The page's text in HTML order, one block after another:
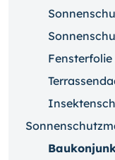
Fensterfolie